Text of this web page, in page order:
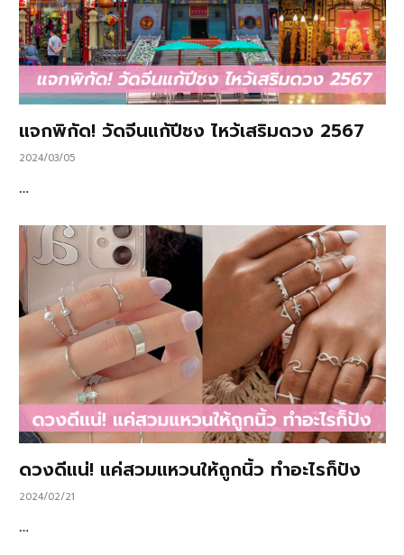
แจกพิกัด! วัดจีนแก้ปีชง ไหว้เสริมดวง 2567
2024/03/05
…
ดวงดีแน่! แค่สวมแหวนให้ถูกนิ้ว ทำอะไรก็ปัง
2024/02/21
…